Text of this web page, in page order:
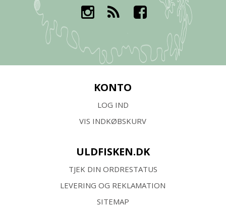
KONTO
LOG IND
VIS INDKØBSKURV
ULDFISKEN.DK
TJEK DIN ORDRESTATUS
LEVERING OG REKLAMATION
SITEMAP